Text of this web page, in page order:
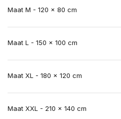
Maat M - 120 x 80 cm
Maat L - 150 x 100 cm
Maat XL - 180 x 120 cm
Maat XXL - 210 x 140 cm